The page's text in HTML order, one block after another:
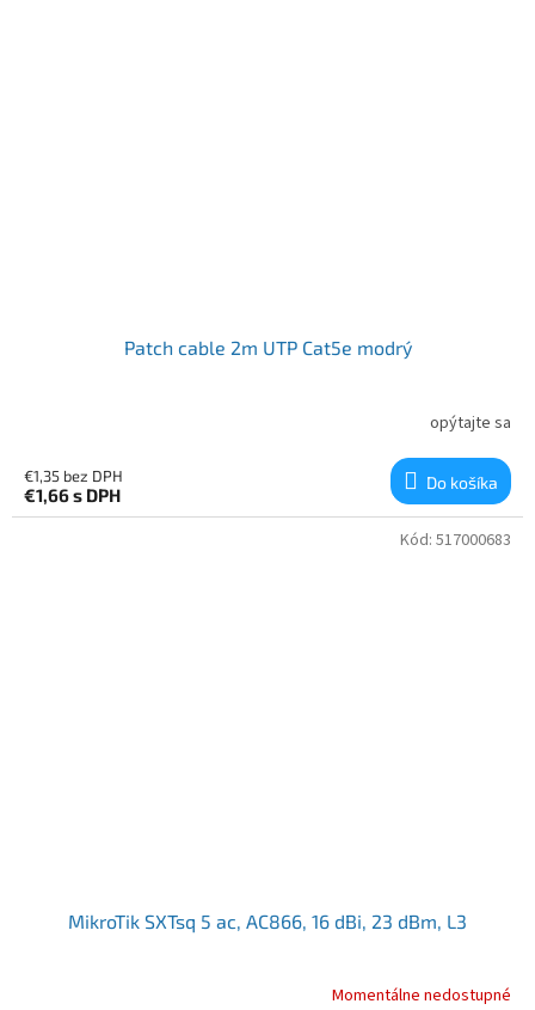
Patch cable 2m UTP Cat5e modrý
opýtajte sa
€1,35 bez DPH
€1,66s DPH
Do košíka
MikroTik SXTsq 5 ac, AC866, 16 dBi, 23 dBm, L3
Momentálne nedostupné
Kód: 517000683